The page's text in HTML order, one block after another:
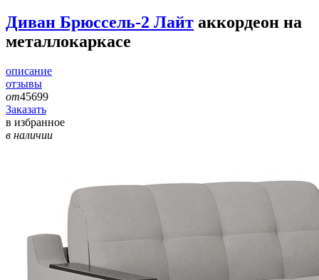
Диван Брюссель-2 Лайт аккордеон на
металлокаркасе
описание
отзывы
от45699
Заказать
в избранное
в наличии